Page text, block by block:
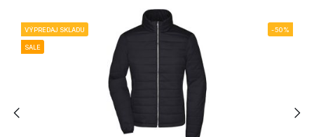
VÝPREDAJ SKLADU
SALE
-50%